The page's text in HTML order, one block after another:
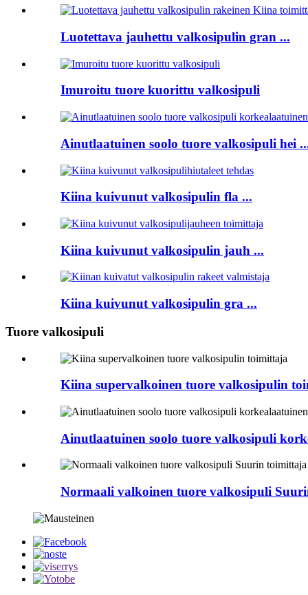
Luotettava jauhettu valkosipulin gran ...
Imuroitu tuore kuorittu valkosipuli
Ainutlaatuinen soolo tuore valkosipuli hei
Kiina kuivunut valkosipulin fla ...
Kiina kuivunut valkosipulin jauh ...
Kiina kuivunut valkosipulin gra ...
Tuore valkosipuli
Kiina supervalkoinen tuore valkosipulin
Ainutlaatuinen soolo tuore valkosipuli
Normaali valkoinen tuore valkosipuli